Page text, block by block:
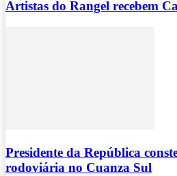
Artistas do Rangel recebem
Presidente da República
rodoviária no Cuanza Sul